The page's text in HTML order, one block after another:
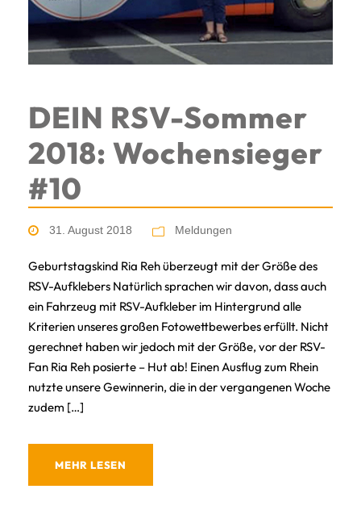
DEIN RSV-Sommer
2018: Wochensieger
#10
31. August 2018 Meldungen
Geburtstagskind Ria Reh überzeugt mit der Größe des
RSV-Aufklebers Natürlich sprachen wir davon, dass auch
ein Fahrzeug mit RSV-Aufkleber im Hintergrund alle
Kriterien unseres großen Fotowettbewerbes erfüllt. Nicht
gerechnet haben wir jedoch mit der Größe, vor der RSV-
Fan Ria Reh posierte – Hut ab! Einen Ausflug zum Rhein
nutzte unsere Gewinnerin, die in der vergangenen Woche
zudem […]
MEHR LESEN